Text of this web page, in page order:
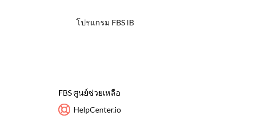
โปรแกรม FBS IB
FBS ศูนย์ช่วยเหลือ
HelpCenter.io